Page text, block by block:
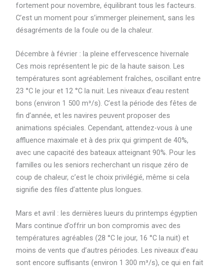
fortement pour novembre, équilibrant tous les facteurs.
C’est un moment pour s’immerger pleinement, sans les
désagréments de la foule ou de la chaleur.
Décembre à février : la pleine effervescence hivernale
Ces mois représentent le pic de la haute saison. Les
températures sont agréablement fraîches, oscillant entre
23 °C le jour et 12 °C la nuit. Les niveaux d’eau restent
bons (environ 1 500 m³/s). C’est la période des fêtes de
fin d’année, et les navires peuvent proposer des
animations spéciales. Cependant, attendez-vous à une
affluence maximale et à des prix qui grimpent de 40%,
avec une capacité des bateaux atteignant 90%. Pour les
familles ou les seniors recherchant un risque zéro de
coup de chaleur, c’est le choix privilégié, même si cela
signifie des files d’attente plus longues.
Mars et avril : les dernières lueurs du printemps égyptien
Mars continue d’offrir un bon compromis avec des
températures agréables (28 °C le jour, 16 °C la nuit) et
moins de vents que d’autres périodes. Les niveaux d’eau
sont encore suffisants (environ 1 300 m³/s), ce qui en fait